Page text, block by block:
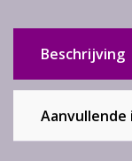
Beschrijving